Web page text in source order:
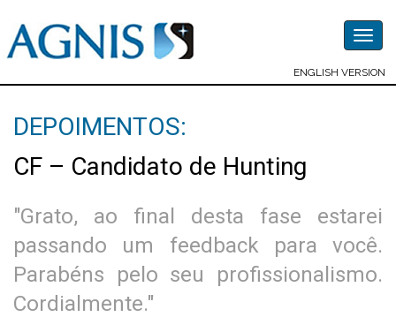
ENGLISH VERSION
DEPOIMENTOS:
CF – Candidato de Hunting
"Grato, ao final desta fase estarei
passando um feedback para você.
Parabéns pelo seu profissionalismo.
Cordialmente."